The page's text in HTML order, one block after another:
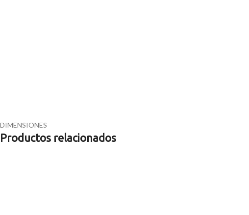
DIMENSIONES
Productos relacionados